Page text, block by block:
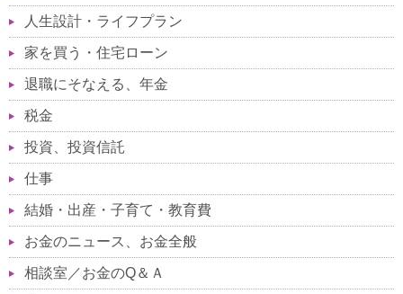
人生設計・ライフプラン
家を買う・住宅ローン
退職にそなえる、年金
税金
投資、投資信託
仕事
結婚・出産・子育て・教育費
お金のニュース、お金全般
相談室／お金のQ＆Ａ